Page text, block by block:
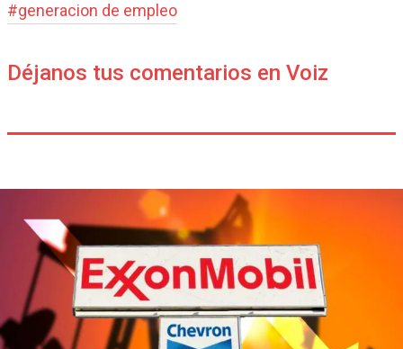
#generacion de empleo
Déjanos tus comentarios en Voiz